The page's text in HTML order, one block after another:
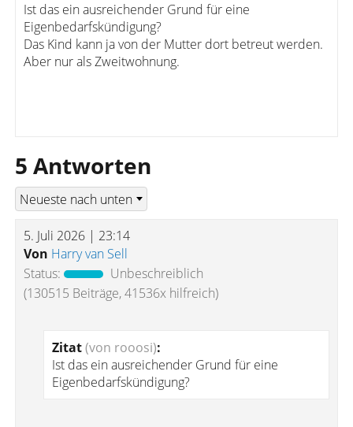
Ist das ein ausreichender Grund für eine
Eigenbedarfskündigung?
Das Kind kann ja von der Mutter dort betreut werden.
Aber nur als Zweitwohnung.
5 Antworten
5. Juli 2026 | 23:14
Von Harry van Sell
Status:
Unbeschreiblich
(130515 Beiträge, 41536x hilfreich)
Zitat(von rooosi):
Ist das ein ausreichender Grund für eine
Eigenbedarfskündigung?